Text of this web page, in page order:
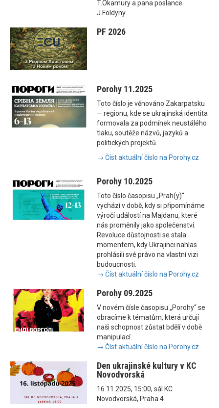
T.Okamury a pana poslance
J.Foldyny
PF 2026
Porohy 11.2025
Toto číslo je věnováno Zakarpatsku
— regionu, kde se ukrajinská identita
formovala za podmínek neustálého
tlaku, soutěže názvů, jazyků a
politických projektů.
→ Číst aktuální číslo na Porohy.cz
Porohy 10.2025
Toto číslo časopisu „Prah(y)“
vychází v době, kdy si připomínáme
výročí událostí na Majdanu, které
nás proměnily jako společenství.
Revoluce důstojnosti se stala
momentem, kdy Ukrajinci nahlas
prohlásili své právo na vlastní vizi
budoucnosti.
→ Číst aktuální číslo na Porohy.cz
Porohy 09.2025
V novém čísle časopisu „Porohy“ se
obracíme k tématům, která určují
naši schopnost zůstat bdělí v době
manipulací.
→ Číst aktuální číslo na Porohy.cz
Den ukrajinské kultury v KC
Novodvorská
16.11.2025, 15:00, sál KC
Novodvorská, Praha 4